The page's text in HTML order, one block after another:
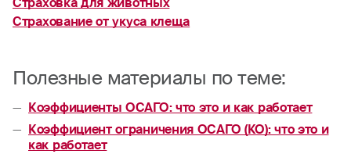
Страхование от укуса клеща
Полезные материалы по теме:
Коэффициенты ОСАГО: что это и как работает
Коэффициент ограничения ОСАГО (КО): что это и
как работает